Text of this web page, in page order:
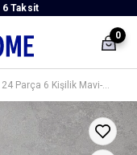
6 Taksit
0
Balmy Porselen Yemek Takımı 24 Parça 6 Kişilik Mavi-Sarı